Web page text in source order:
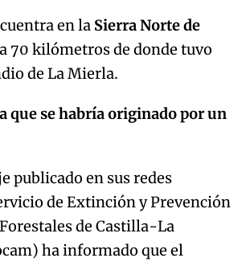
en la Sierra Norte de
70 kilómetros de donde tuvo
de La Mierla.
que se habría originado por un
publicado en sus redes
de Extinción y Prevención
de Castilla-La
ha informado que el